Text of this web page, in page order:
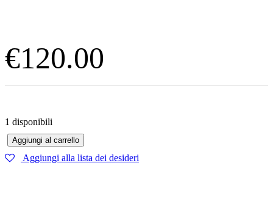
€120.00
1 disponibili
Giubbino Moncler quantità
Aggiungi al carrello
Aggiungi alla lista dei desideri